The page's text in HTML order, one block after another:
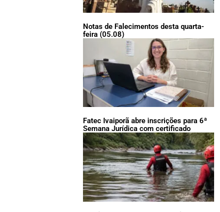
Notas de Falecimentos desta quarta-
feira (05.08)
Fatec Ivaiporã abre inscrições para 6ª
Semana Jurídica com certificado